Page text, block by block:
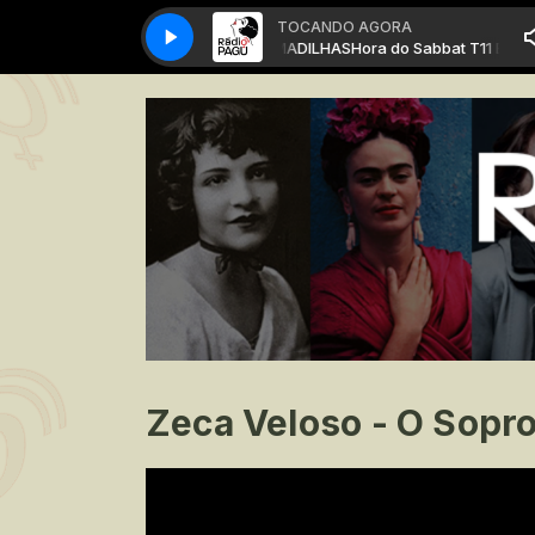
TOCANDO AGORA
Hora do Sabbat T11 Ed19 - ARMADILHASHora do Sabbat T11 Ed19 -
Zeca Veloso - O